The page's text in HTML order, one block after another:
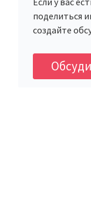
поделиться
создайте